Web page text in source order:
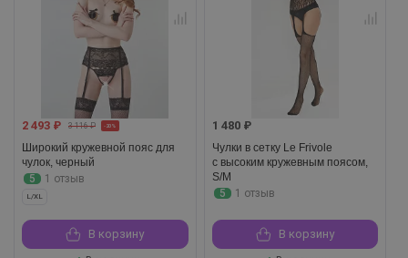
2 493 ₽ 3 116 ₽ -20%
Широкий кружевной пояс для
чулок, черный
5
1 отзыв
L/XL
В корзину
1 480 ₽
Чулки в сетку Le Frivole
с высоким кружевным поясом,
S/M
5
1 отзыв
В корзину
Применить
Закрыть